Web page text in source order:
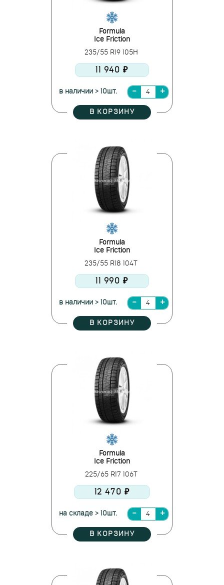
Formula
Ice Friction
235/55 R19 105H
11 940 ₽
в наличии > 10шт.
В КОРЗИНУ
Formula
Ice Friction
235/55 R18 104T
11 990 ₽
в наличии > 10шт.
В КОРЗИНУ
Formula
Ice Friction
225/65 R17 106T
12 470 ₽
на складе > 10шт.
В КОРЗИНУ